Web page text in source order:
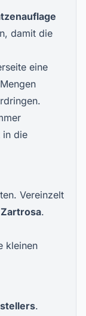
damit die
eine
in die
Vereinzelt
Zartrosa.
kleinen
.